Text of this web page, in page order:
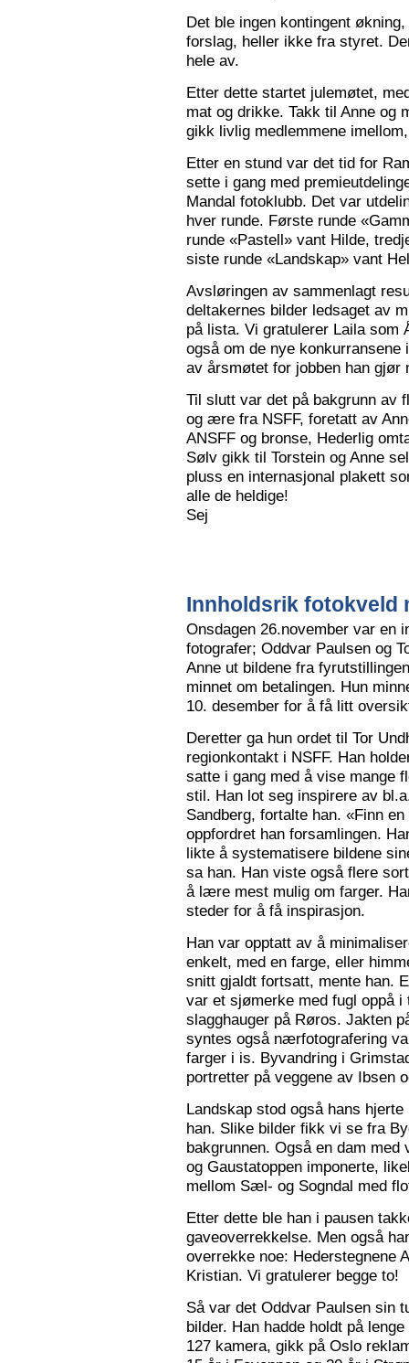
Det ble ingen kontingent
forslag, heller ikke fra styret.
hele av.
Etter dette startet julemøtet,
mat og drikke. Takk til Anne og
gikk livlig medlemmene
Etter en stund var det tid for
sette i gang med
Mandal fotoklubb. Det var
hver runde. Første runde
runde «Pastell» vant Hilde,
siste runde «Landskap» vant
Avsløringen av sammenlagt
deltakernes bilder ledsaget av
på lista. Vi gratulerer Laila som
også om de nye
av årsmøtet for jobben han gjør
Til slutt var det på bakgrunn av
og ære fra NSFF, foretatt av
ANSFF og bronse, Hederlig
Sølv gikk til Torstein og Anne
pluss en internasjonal plakett
alle de heldige!
Sej
Innholdsrik fotokveld
Onsdagen 26.november var en
fotografer; Oddvar Paulsen og
Anne ut bildene fra
minnet om betalingen. Hun
10. desember for å få litt
Deretter ga hun ordet til Tor
regionkontakt i NSFF. Han
satte i gang med å vise mange
stil. Han lot seg inspirere av
Sandberg, fortalte han. «Finn
oppfordret han forsamlingen.
likte å systematisere bildene
sa han. Han viste også flere
å lære mest mulig om farger.
steder for å få inspirasjon.
Han var opptatt av å
enkelt, med en farge, eller
snitt gjaldt fortsatt, mente han.
var et sjømerke med fugl oppå
slagghauger på Røros. Jakten
syntes også nærfotografering
farger i is. Byvandring i
portretter på veggene av Ibsen
Landskap stod også hans
han. Slike bilder fikk vi se fra
bakgrunnen. Også en dam
og Gaustatoppen imponerte,
mellom Sæl- og Sogndal med
Etter dette ble han i pausen
gaveoverrekkelse. Men også
overrekke noe: Hederstegnene
Kristian. Vi gratulerer begge to!
Så var det Oddvar Paulsen sin
bilder. Han hadde holdt på
127 kamera, gikk på Oslo